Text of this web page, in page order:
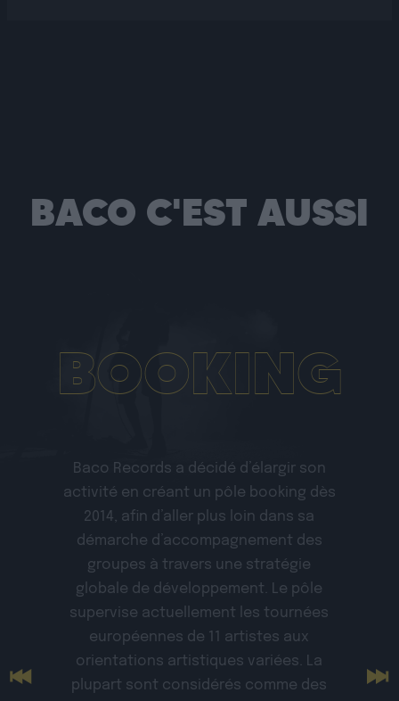
BACO C'EST AUSSI
BOOKING
Baco Records a décidé d’élargir son
activité en créant un pôle booking dès
2014, afin d’aller plus loin dans sa
démarche d’accompagnement des
groupes à travers une stratégie
globale de développement. Le pôle
supervise actuellement les tournées
européennes de 11 artistes aux
orientations artistiques variées. La
plupart sont considérés comme des